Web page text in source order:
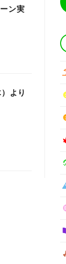
ン実
より